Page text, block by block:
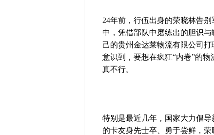
24年前，行伍出身的荣晓林告
中，凭借部队中磨练出的胆识
己的贵州金达莱物流有限公司
意识到，要想在疯狂“内卷”的
真不行。
特别是最近几年，国家大力倡
的卡友身先士卒、勇于尝鲜，